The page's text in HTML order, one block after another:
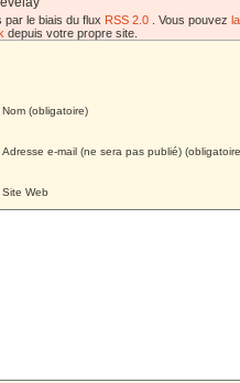
le biais du flux RSS 2.0 . Vous pouvez
depuis votre propre site.
Nom (obligatoire)
Adresse e-mail (ne sera pas publié)
Site Web